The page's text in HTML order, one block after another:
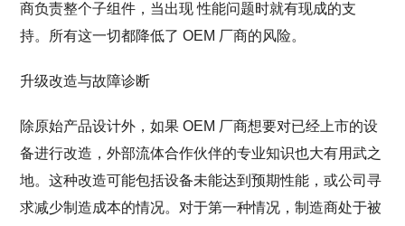
商负责整个子组件，当出现 性能问题时就有现成的支
持。所有这一切都降低了 OEM 厂商的风险。
升级改造与故障诊断
除原始产品设计外，如果 OEM 厂商想要对已经上市的设
备进行改造，外部流体合作伙伴的专业知识也大有用武之
地。这种改造可能包括设备未能达到预期性能，或公司寻
求减少制造成本的情况。对于第一种情况，制造商处于被